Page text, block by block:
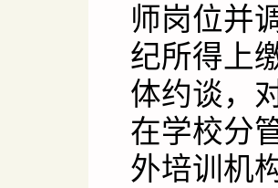
师岗位并
纪所得上
体约谈，
在学校分
外培训机